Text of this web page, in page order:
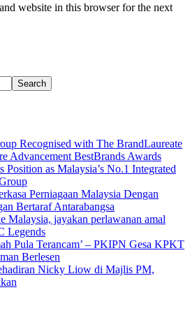
website in this browser for the next
Search
Recognised with The BrandLaureate
Advancement BestBrands Awards
Position as Malaysia’s No.1 Integrated
Perniagaan Malaysia Dengan
Bertaraf Antarabangsa
Malaysia, jayakan perlawanan amal
Legends
Pula Terancam’ – PKIPN Gesa KPKT
Berlesen
Nicky Liow di Majlis PM,